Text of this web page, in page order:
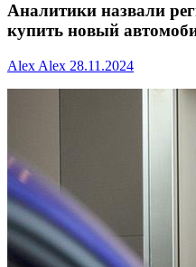
Аналитики назвали
купить новый
Alex Alex 28.11.2024